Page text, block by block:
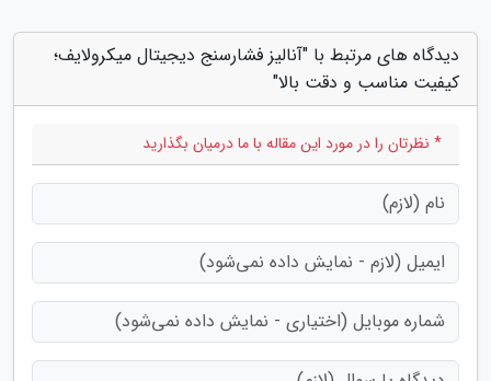
دیدگاه های مرتبط با "آنالیز فشارسنج دیجیتال میکرولایف؛
کیفیت مناسب و دقت بالا"
* نظرتان را در مورد این مقاله با ما درمیان بگذارید